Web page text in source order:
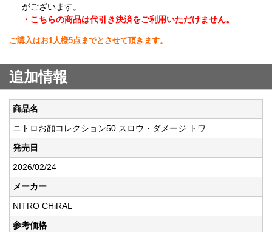
がございます。
・こちらの商品は代引き決済をご利用いただけません。
ご購入はお1人様5点までとさせて頂きます。
追加情報
商品名
ニトロお顔コレクション50 スロウ・ダメージ トワ
発売日
2026/02/24
メーカー
NITRO CHiRAL
参考価格